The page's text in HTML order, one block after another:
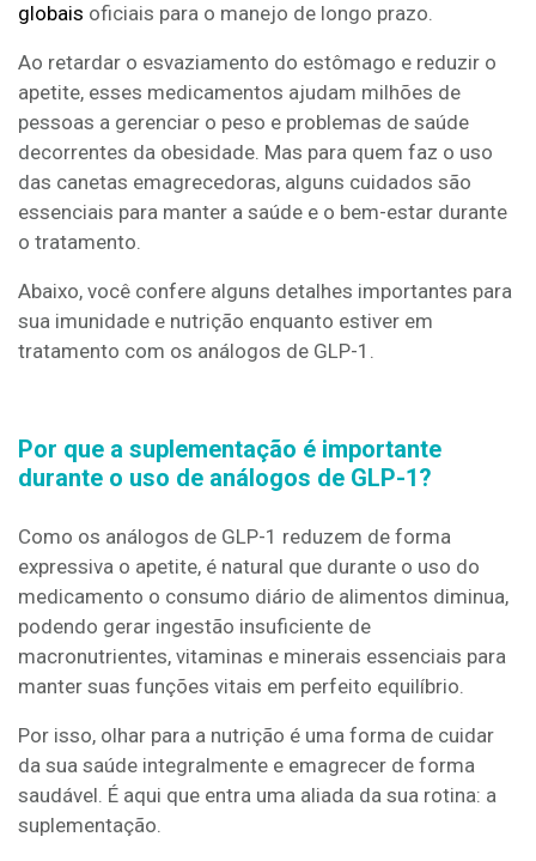
globais oficiais para o manejo de longo prazo.
Ao retardar o esvaziamento do estômago e reduzir o
apetite, esses medicamentos ajudam milhões de
pessoas a gerenciar o peso e problemas de saúde
decorrentes da obesidade. Mas para quem faz o uso
das canetas emagrecedoras, alguns cuidados são
essenciais para manter a saúde e o bem-estar durante
o tratamento.
Abaixo, você confere alguns detalhes importantes para
sua imunidade e nutrição enquanto estiver em
tratamento com os análogos de GLP-1.
Por que a suplementação é importante
durante o uso de análogos de GLP-1?
Como os análogos de GLP-1 reduzem de forma
expressiva o apetite, é natural que durante o uso do
medicamento o consumo diário de alimentos diminua,
podendo gerar ingestão insuficiente de
macronutrientes, vitaminas e minerais essenciais para
manter suas funções vitais em perfeito equilíbrio.
Por isso, olhar para a nutrição é uma forma de cuidar
da sua saúde integralmente e emagrecer de forma
saudável. É aqui que entra uma aliada da sua rotina: a
suplementação.